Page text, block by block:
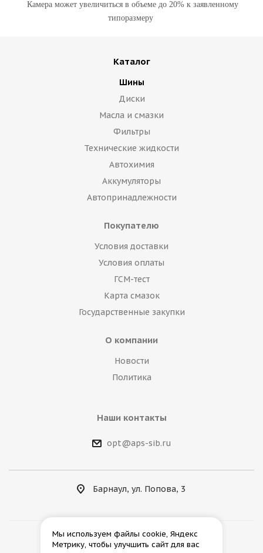
Камера может увеличиться в объеме до 20% к заявленному
типоразмеру
Каталог
Шины
Диски
Масла и смазки
Фильтры
Технические жидкости
Автохимия
Аккумуляторы
Автопринадлежности
Покупателю
Условия доставки
Условия оплаты
ГСМ-тест
Карта смазок
Государственные закупки
О компании
Новости
Политика
Наши контакты
opt@aps-sib.ru
Барнаул, ул. Попова, 3
2026 © АгроПромСнаб
Мы используем файлы cookie, Яндекс
Метрику, чтобы улучшить сайт для вас